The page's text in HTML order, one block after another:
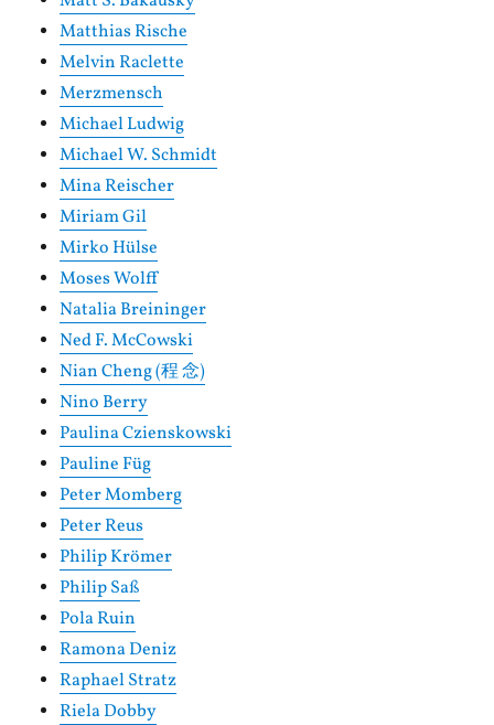
Matthias Rische
Melvin Raclette
Merzmensch
Michael Ludwig
Michael W. Schmidt
Mina Reischer
Miriam Gil
Mirko Hülse
Moses Wolff
Natalia Breininger
Ned F. McCowski
Nian Cheng (程 念)
Nino Berry
Paulina Czienskowski
Pauline Füg
Peter Momberg
Peter Reus
Philip Krömer
Philip Saß
Pola Ruin
Ramona Deniz
Raphael Stratz
Riela Dobby